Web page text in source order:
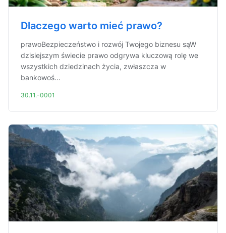
Dlaczego warto mieć prawo?
prawoBezpieczeństwo i rozwój Twojego biznesu sąW
dzisiejszym świecie prawo odgrywa kluczową rolę we
wszystkich dziedzinach życia, zwłaszcza w
bankowoś...
30.11.-0001